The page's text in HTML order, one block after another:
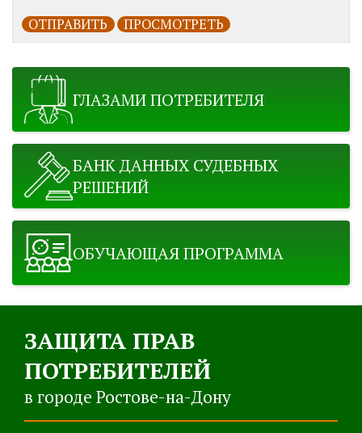
ГЛАЗАМИ ПОТРЕБИТЕЛЯ
БАНК ДАННЫХ СУДЕБНЫХ
РЕШЕНИЙ
ОБУЧАЮЩАЯ ПРОГРАММА
ЗАЩИТА ПРАВ
ПОТРЕБИТЕЛЕЙ
в городе Ростове-на-Дону